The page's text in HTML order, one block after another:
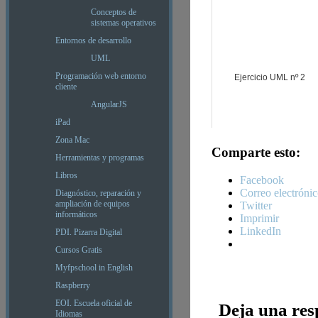
Conceptos de
sistemas operativos
Entornos de desarrollo
UML
Programación web entorno
cliente
AngularJS
iPad
Zona Mac
Herramientas y programas
Libros
Diagnóstico, reparación y
ampliación de equipos
informáticos
PDI. Pizarra Digital
Cursos Gratis
Myfpschool in English
Raspberry
EOI. Escuela oficial de
Idiomas
Ejercicio UML nº 2
Comparte esto:
Facebook
Correo
Twitter
Imprimir
LinkedIn
Deja una